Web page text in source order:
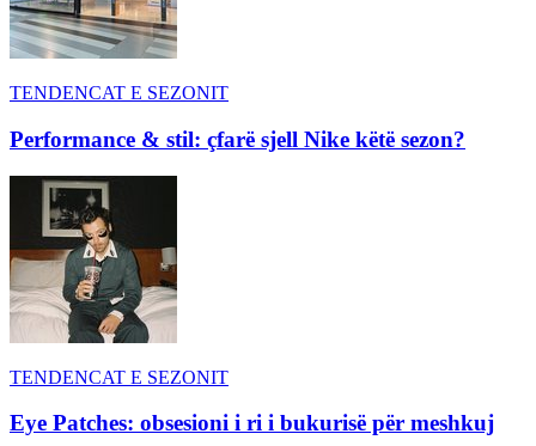
TENDENCAT E SEZONIT
Performance & stil: çfarë sjell Nike këtë sezon?
TENDENCAT E SEZONIT
Eye Patches: obsesioni i ri i bukurisë për meshkuj